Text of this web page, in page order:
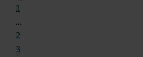
1
...
2
3